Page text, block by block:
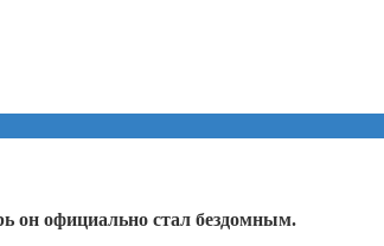
он официально стал бездомным.